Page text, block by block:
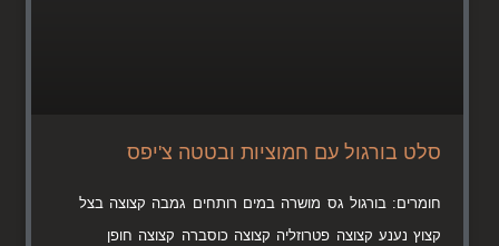
סלט בורגול עם חמוציות ובטטה צ'יפס
חומרים: בורגול גס מושרה במים רותחים גמבה קצוצה בצל
קצוץ נענע קצוצה פטרוזליה קצוצה כוסברה קצוצה חופן